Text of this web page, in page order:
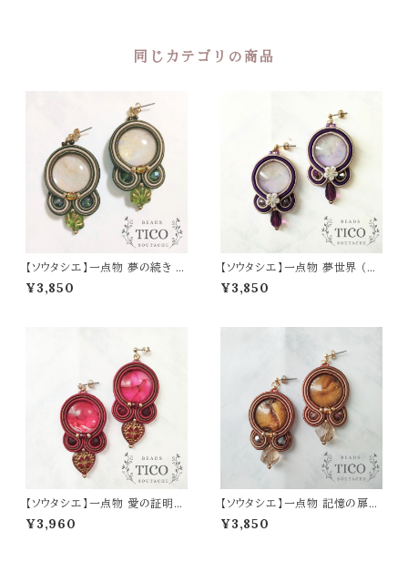
同じカテゴリの商品
【ソウタシエ】一点物 夢の続き 緑
（ピアス/イヤリング）母の日 誕
生日 プレゼント
¥3,850
【ソウタシエ】一点物 夢世界 （ピ
アス/イヤリング）母の日 誕生日
プレゼント
¥3,850
【ソウタシエ】一点物 愛の証明
赤 （ピアス/イヤリング）母の日
誕生日 プレゼント
¥3,960
【ソウタシエ】一点物 記憶の扉
（ピアス/イヤリング）母の日 誕
生日 プレゼント
¥3,850